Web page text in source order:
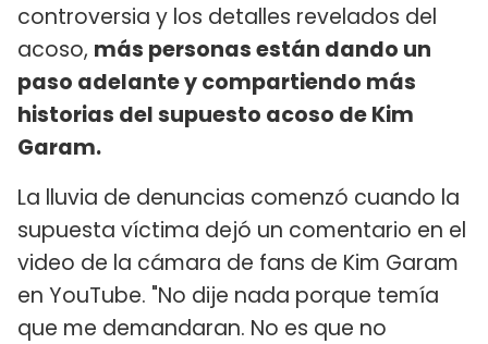
controversia y los detalles revelados del
acoso, más personas están dando un
paso adelante y compartiendo más
historias del supuesto acoso de Kim
Garam.
La lluvia de denuncias comenzó cuando la
supuesta víctima dejó un comentario en el
video de la cámara de fans de Kim Garam
en YouTube. "No dije nada porque temía
que me demandaran. No es que no